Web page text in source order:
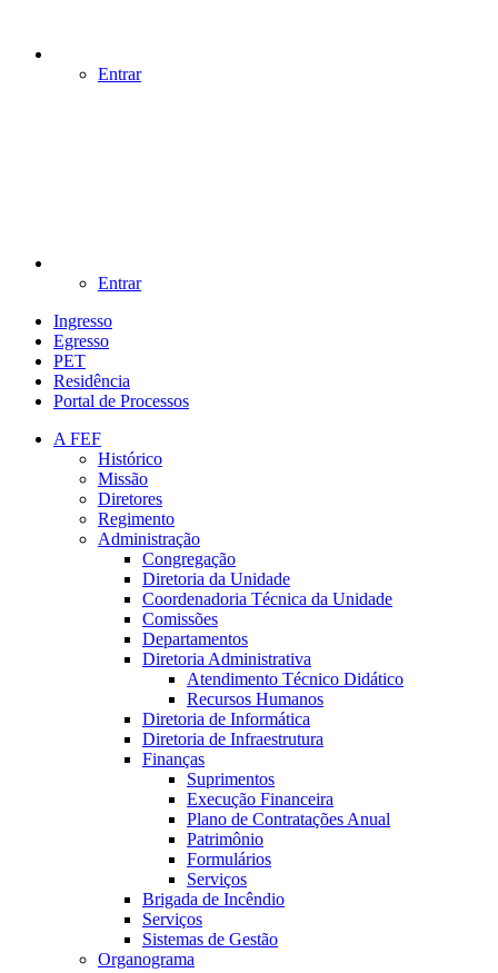
Entrar
Entrar
Ingresso
Egresso
PET
Residência
Portal de Processos
A FEF
Histórico
Missão
Diretores
Regimento
Administração
Congregação
Diretoria da Unidade
Coordenadoria Técnica da Unidade
Comissões
Departamentos
Diretoria Administrativa
Atendimento Técnico Didático
Recursos Humanos
Diretoria de Informática
Diretoria de Infraestrutura
Finanças
Suprimentos
Execução Financeira
Plano de Contratações Anual
Patrimônio
Formulários
Serviços
Brigada de Incêndio
Serviços
Sistemas de Gestão
Organograma